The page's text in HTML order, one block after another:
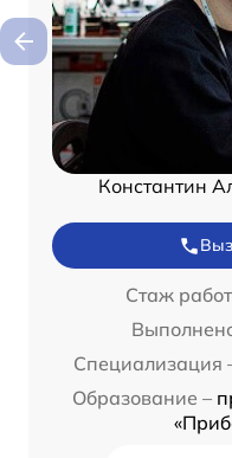
Константин
Стаж
Специализация
Образование –